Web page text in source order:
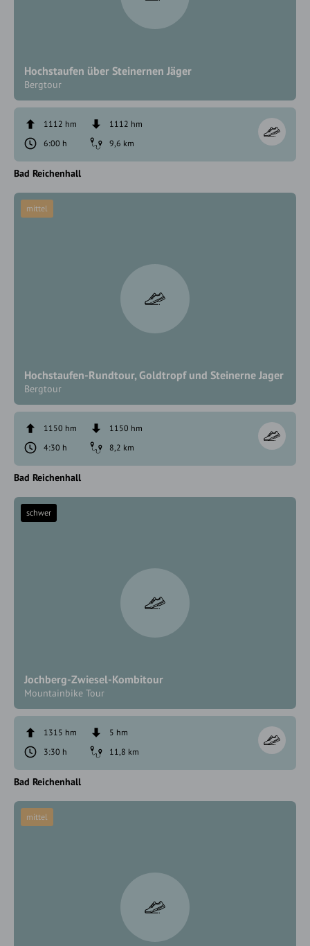
Hochstaufen über Steinernen Jäger
Bergtour
1112 hm
1112 hm
6:00 h
9,6 km
Bad Reichenhall
Hochstaufen-Rundtour, Goldtropf und Steinerne Jager
Bergtour
mittel
1150 hm
1150 hm
4:30 h
8,2 km
Bad Reichenhall
Jochberg-Zwiesel-Kombitour
Mountainbike Tour
schwer
1315 hm
5 hm
3:30 h
11,8 km
Bad Reichenhall
mittel